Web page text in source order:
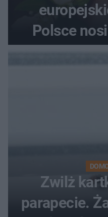
Polsce
Zwilż
parapecie.